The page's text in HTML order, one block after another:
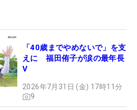
「40歳までやめないで」を支
えに 福田侑子が涙の最年長
V
2026年7月31日 (金) 17時11分
9